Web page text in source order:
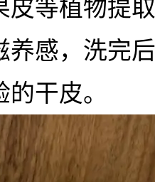
皮等植物提
养感，洗完
干皮。